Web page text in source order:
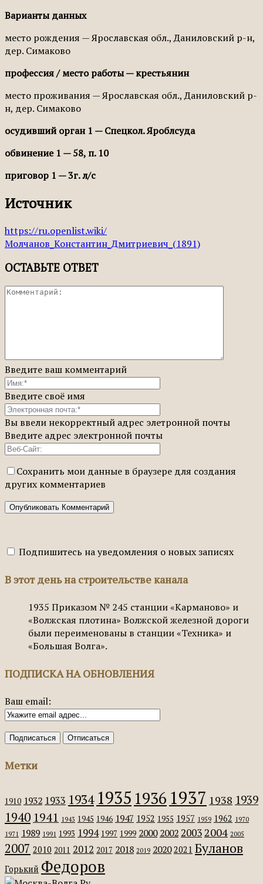
Варианты данных
место рождения — Ярославская обл., Даниловский р-н,
дер. Симаково
профессия / место работы — крестьянин
место проживания — Ярославская обл., Даниловский р-
н, дер. Симаково
осудивший орган 1 — Спецкол. Яроблсуда
обвинение 1 — 58, п. 10
приговор 1 — 3г. л/с
Источник
https://ru.openlist.wiki/
Молчанов_Константин_Дмитриевич_(1891)
ОСТАВЬТЕ ОТВЕТ
Введите ваш комментарий
Введите своё имя
Вы ввели некорректный адрес элетронной почты
Введите адрес электронной почты
Сохранить мои данные в браузере для создания
других комментариев
Подпишитесь на уведомления о новых записях
В этот день на строительстве канала
1935 Приказом № 245 станции «Карманово» и
«Волжская плотина» Волжской железной дороги
были переименованы в станции «Техника» и
«Большая Волга».
ПОДПИСКА НА ОБНОВЛЕНИЯ
Ваш email:
Метки
1910 1932 1933 1934 1935 1936 1937 1938 1939
1940 1941 1943 1945 1946 1947 1952 1955 1957 1959 1962 1970
1971 1989 1991 1993 1994 1997 1999 2000 2002 2003 2004 2005
2007 2010 2011 2012 2017 2018 2019 2020 2021 Буланов
Горький Федоров